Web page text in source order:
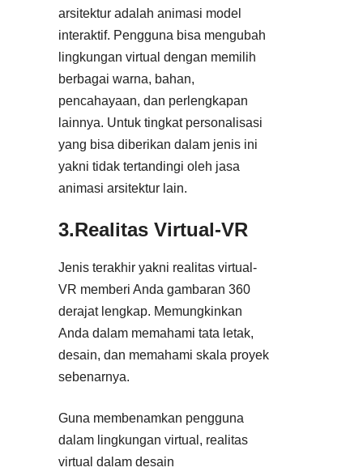
arsitektur adalah animasi model
interaktif. Pengguna bisa mengubah
lingkungan virtual dengan memilih
berbagai warna, bahan,
pencahayaan, dan perlengkapan
lainnya. Untuk tingkat personalisasi
yang bisa diberikan dalam jenis ini
yakni tidak tertandingi oleh jasa
animasi arsitektur lain.
3.Realitas Virtual-VR
Jenis terakhir yakni realitas virtual-
VR memberi Anda gambaran 360
derajat lengkap. Memungkinkan
Anda dalam memahami tata letak,
desain, dan memahami skala proyek
sebenarnya.
Guna membenamkan pengguna
dalam lingkungan virtual, realitas
virtual dalam desain